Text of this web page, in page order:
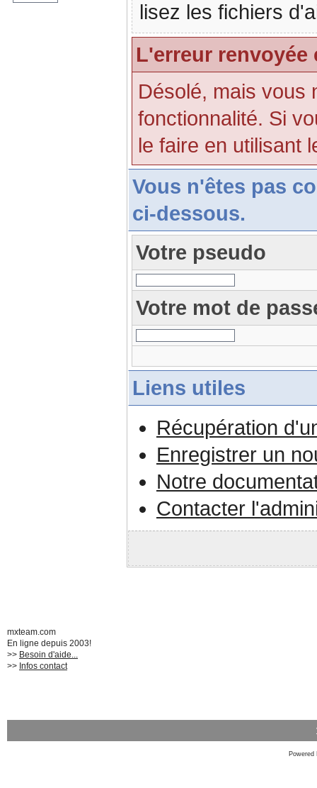
lisez les fichiers
L'erreur renvoyée
Désolé, mais vous
fonctionnalité. Si
le faire en utilisant
Vous n'êtes pas
ci-dessous.
Votre pseudo
Votre mot de
Liens utiles
Récupération
Enregistrer un
Notre
Contacter
mxteam.com
En ligne depuis 2003!
>> Besoin d'aide...
>> Infos contact